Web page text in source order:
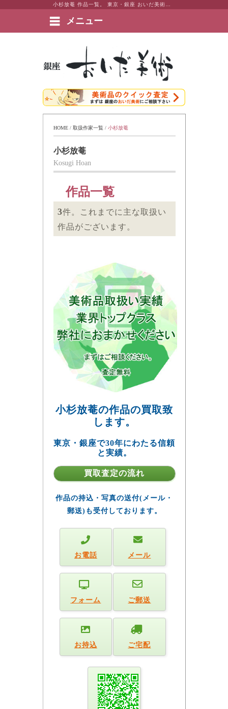
メニュー
絵画など美術品の販売と買取 | 東京・銀座 おいだ美術
HOME / 取扱作家一覧 / 小杉放菴
小杉放菴
Kosugi Hoan
作品一覧
3件。これまでに主な取扱い
作品がございます。
小杉放菴の作品の買取致
します。
東京・銀座で30年にわたる信頼
と実績。
買取査定の流れ
作品の持込・写真の送付(メール・
郵送)も受付しております。
お電話 メール
フォーム ご郵送
お持込 ご宅配